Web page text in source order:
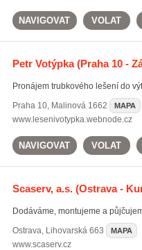
NAVIGOVAT VOLAT
Petr Votýpka(Praha 10 -
Pronájem trubkového lešení do
Praha 10, Malinová 1662 MAPA
www.lesenivotypka.webnode.cz
NAVIGOVAT VOLAT
Scaserv, a.s.(Ostrava -
Dodáváme, montujeme a
Ostrava, Lihovarská 663 MAPA
www.scaserv.cz